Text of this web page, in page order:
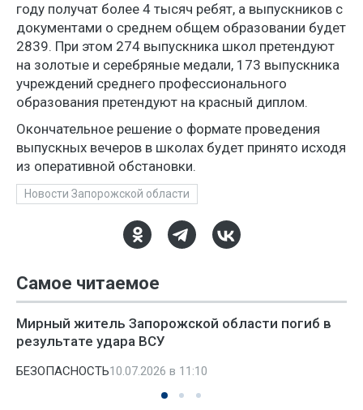
году получат более 4 тысяч ребят, а выпускников с
документами о среднем общем образовании будет
2839. При этом 274 выпускника школ претендуют
на золотые и серебряные медали, 173 выпускника
учреждений среднего профессионального
образования претендуют на красный диплом.
Окончательное решение о формате проведения
выпускных вечеров в школах будет принято исходя
из оперативной обстановки.
Новости Запорожской области
Самое читаемое
Мирный житель Запорожской области погиб в
результате удара ВСУ
БЕЗОПАСНОСТЬ10.07.2026 в 11:10